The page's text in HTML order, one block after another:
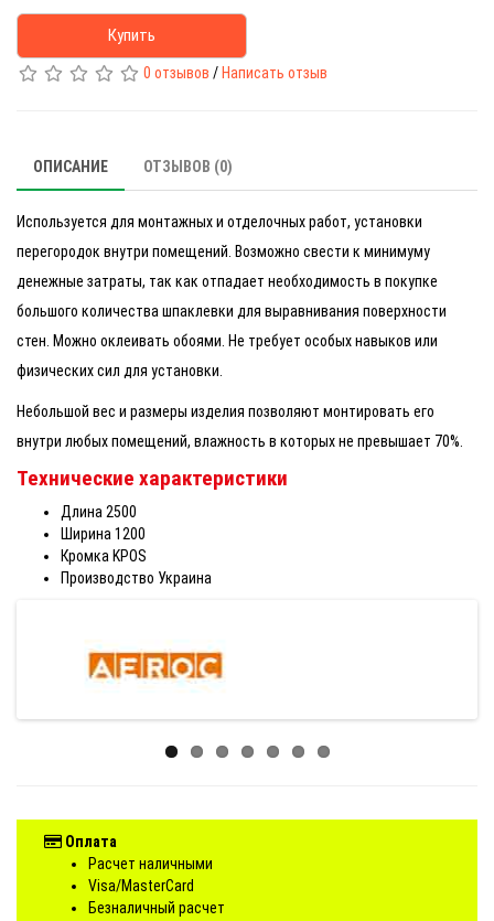
Купить
0 отзывов / Написать отзыв
ОПИСАНИЕ ОТЗЫВОВ (0)
Используется для монтажных и отделочных работ, установки
перегородок внутри помещений. Возможно свести к минимуму
денежные затраты, так как отпадает необходимость в покупке
большого количества шпаклевки для выравнивания поверхности
стен. Можно оклеивать обоями. Не требует особых навыков или
физических сил для установки.
Небольшой вес и размеры изделия позволяют монтировать его
внутри любых помещений, влажность в которых не превышает 70%.
Технические характеристики
Длина 2500
Ширина 1200
Кромка KPOS
Производство Украина
Оплата
Расчет наличными
Visa/MasterCard
Безналичный расчет